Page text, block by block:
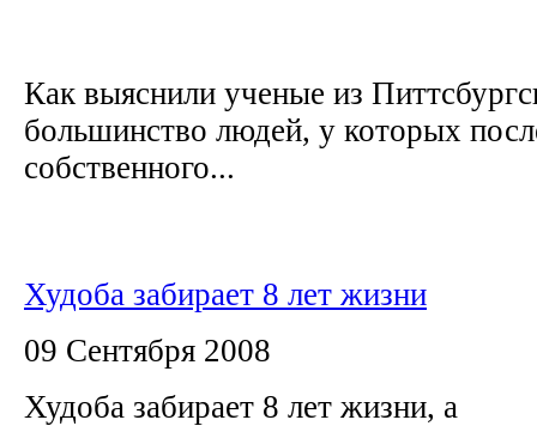
Как выяснили ученые из
большинство людей, у которых
собственного...
Худоба забирает 8 лет жизни
09 Сентября 2008
Худоба забирает 8 лет жизни, а